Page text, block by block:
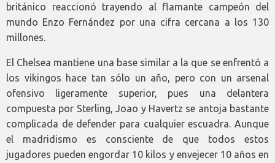
británico reaccionó trayendo al flamante campeón del
mundo Enzo Fernández por una cifra cercana a los 130
millones.
El Chelsea mantiene una base similar a la que se enfrentó a
los vikingos hace tan sólo un año, pero con un arsenal
ofensivo ligeramente superior, pues una delantera
compuesta por Sterling, Joao y Havertz se antoja bastante
complicada de defender para cualquier escuadra. Aunque
el madridismo es consciente de que todos estos
jugadores pueden engordar 10 kilos y envejecer 10 años en